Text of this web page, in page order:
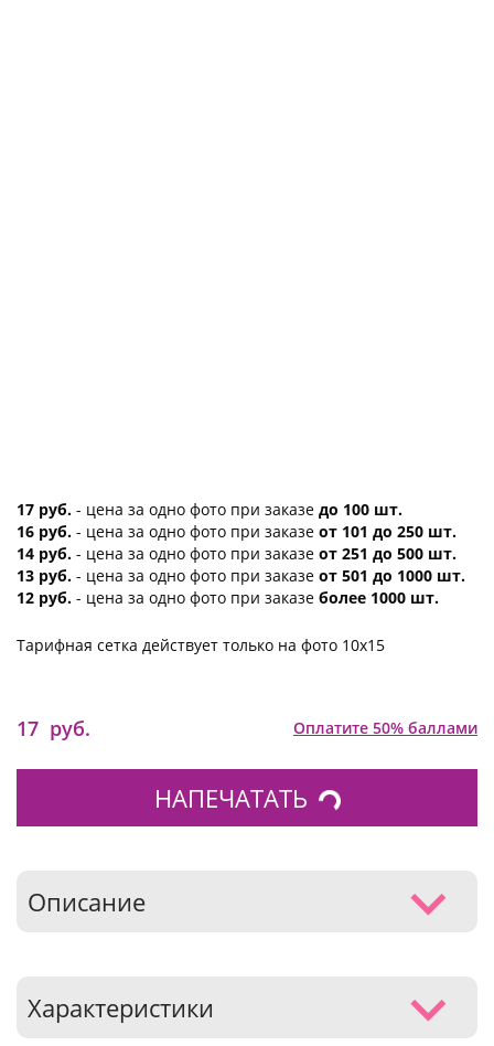
17 руб. - цена за одно фото при заказе до 100 шт.
16 руб. - цена за одно фото при заказе от 101 до 250 шт.
14 руб. - цена за одно фото при заказе от 251 до 500 шт.
13 руб. - цена за одно фото при заказе от 501 до 1000 шт.
12 руб. - цена за одно фото при заказе более 1000 шт.
Тарифная сетка действует только на фото 10х15
17 руб. Оплатите 50% баллами
НАПЕЧАТАТЬ
Описание
Характеристики